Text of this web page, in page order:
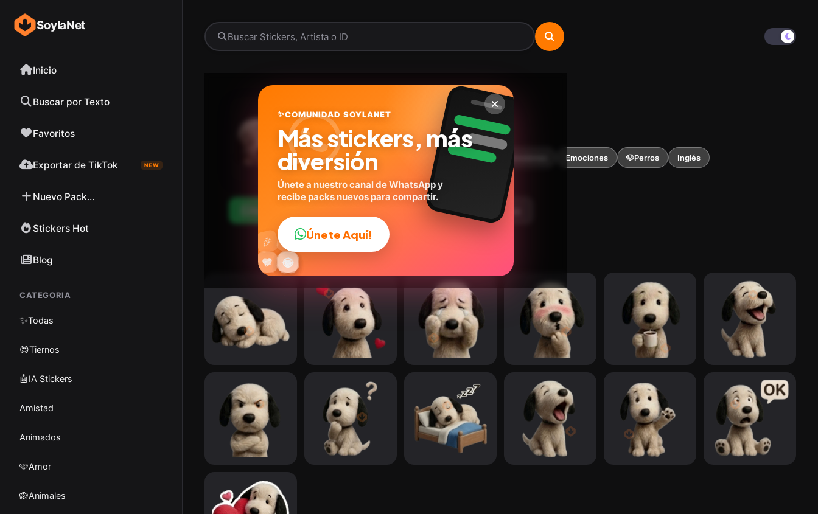
SoylaNet
Inicio
Buscar por Texto
Favoritos
Exportar de TikTok NEW
Nuevo Pack...
Stickers Hot
Blog
CATEGORIA
✨Todas
😍Tiernos
🤖IA Stickers
Amistad
Animados
🩷Amor
🙉Animales
Snoopy teddy 🦴🏠
@carols.zdio
13stickers Caricaturas Emociones 🐶Perros Inglés
Agregar a favoritos
😎
😂
🔥
💬
❤️ ✨
🤩
😜
🎉 👍
✨COMUNIDAD SOYLANET
Más stickers, más
diversión
Únete a nuestro canal de WhatsApp y
recibe packs nuevos para compartir.
Únete Aquí!